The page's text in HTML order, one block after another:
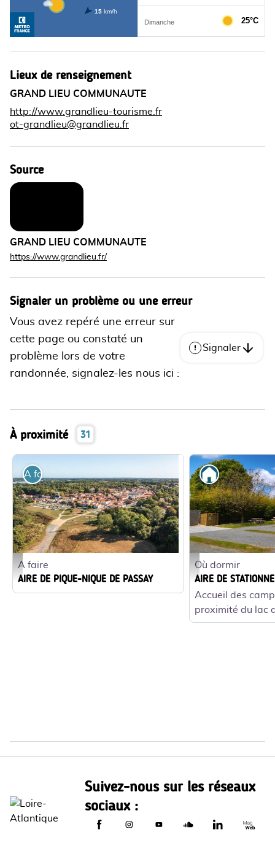
Lieux de renseignement
GRAND LIEU COMMUNAUTE
http://www.grandlieu-tourisme.fr
ot-grandlieu@grandlieu.fr
Source
GRAND LIEU COMMUNAUTE
https://www.grandlieu.fr/
Signaler un problème ou une erreur
Vous avez repéré une erreur sur
cette page ou constaté un
problème lors de votre
randonnée, signalez-les nous ici :
Signaler
À proximité 31
Passay-0413-crédit-JulienGazeau - Julien Gazeau
A faire
A faire
AIRE DE PIQUE-NIQUE DE PASSAY
Où dormir
Où dormir
AIRE DE
Accueil des
proximité du lac
Suivez-nous sur les réseaux
sociaux :